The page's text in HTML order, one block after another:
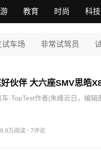
教育 时尚 科技
试车场 非常试驾员
伙伴 大六座SMV思皓
·TopTest作者|朱峰近日，编辑
8.9万阅读 · 7评论